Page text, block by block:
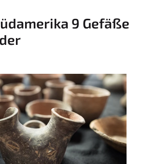
9 Gefäße